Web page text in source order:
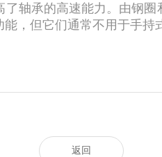
轴承的高速能力。由钢圈
，但它们通常不用于手持
返回